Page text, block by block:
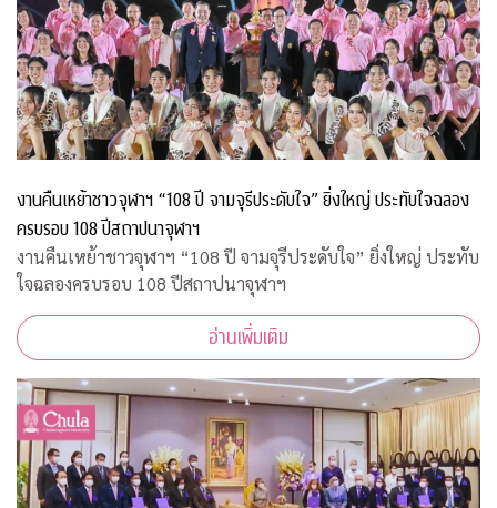
งานคืนเหย้าชาวจุฬาฯ “108 ปี จามจุรีประดับใจ” ยิ่งใหญ่ ประทับใจฉลอง
ครบรอบ 108 ปีสถาปนาจุฬาฯ
งานคืนเหย้าชาวจุฬาฯ “108 ปี จามจุรีประดับใจ” ยิ่งใหญ่ ประทับ
ใจฉลองครบรอบ 108 ปีสถาปนาจุฬาฯ
อ่านเพิ่มเติม